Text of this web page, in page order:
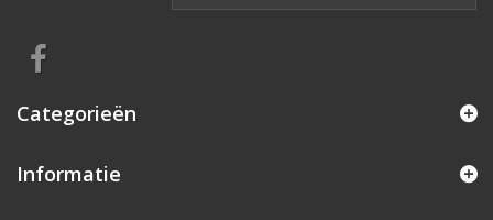
Categorieën
Informatie